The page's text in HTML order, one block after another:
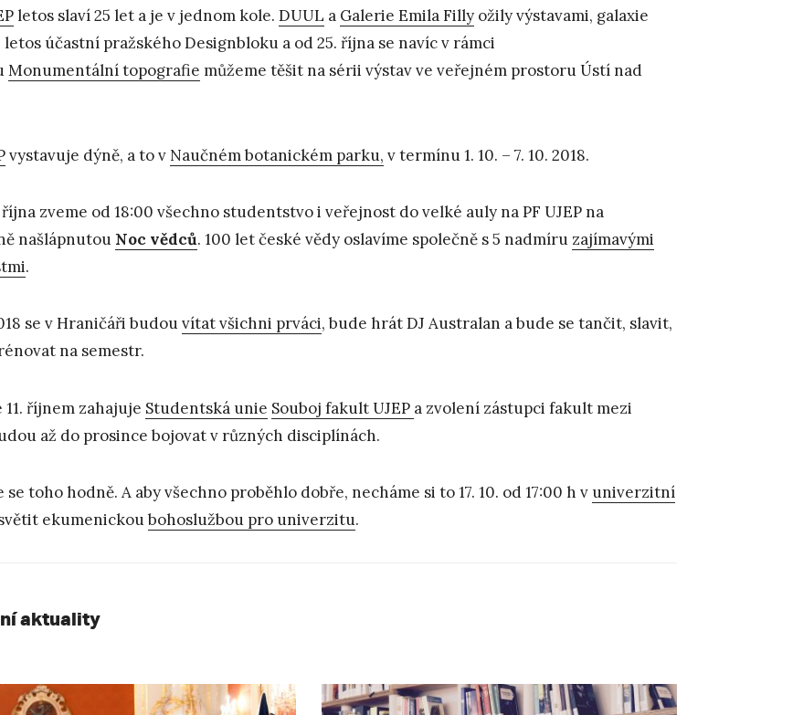
letos slaví 25 let a je v jednom kole. DUUL a Galerie Emila Filly ožily výstavami, galaxie
letos účastní pražského Designbloku a od 25. října se navíc v rámci
Monumentální topografie můžeme těšit na sérii výstav ve veřejném prostoru Ústí nad
vystavuje dýně, a to v Naučném botanickém parku, v termínu 1. 10. – 7. 10. 2018.
října zveme od 18:00 všechno studentstvo i veřejnost do velké auly na PF UJEP na
našlápnutou Noc vědců. 100 let české vědy oslavíme společně s 5 nadmíru zajímavými
.
se v Hraničáři budouvítat všichni prváci, bude hrát DJ Australan a bude se tančit, slavit,
na semestr.
11. říjnem zahajuje Studentská unie Souboj fakult UJEP a zvolení zástupci fakult mezi
až do prosince bojovat v různých disciplínách.
se toho hodně. A aby všechno proběhlo dobře, necháme si to 17. 10. od 17:00 h v univerzitní
ekumenickoubohoslužbou pro univerzitu.
aktuality